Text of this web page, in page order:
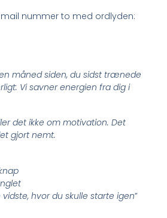
nummer to med ordlyden:
måned siden, du sidst trænede
Vi savner energien fra dig i
det ikke om motivation. Det
gjort nemt.
hvor du skulle starte igen”